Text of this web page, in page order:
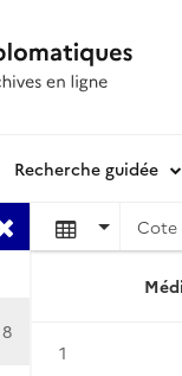
Recherche guidée
8
Cote
Résultat n°
1